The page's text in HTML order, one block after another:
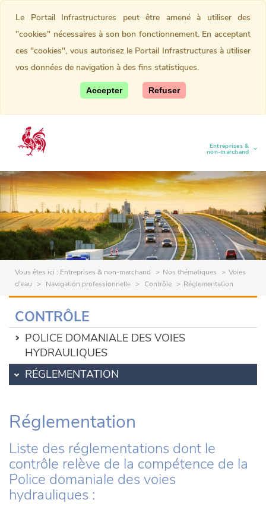
Entreprises &
non-marchand
(current)
Vous êtes ici : Entreprises & non-marchand Nos thématiques
Voies
d'eau
Navigation professionnelle Contrôle Réglementation
CONTRÔLE
POLICE DOMANIALE DES VOIES
HYDRAULIQUES
RÉGLEMENTATION
Réglementation
Liste des réglementations dont le
contrôle relève de la compétence de la
Police domaniale des voies
hydrauliques :
Le Portail Infrastructures peut être amené à utiliser des
"cookies" nécessaires à son bon fonctionnement. En acceptant
ces "cookies", vous autorisez le Portail Infrastructures à utiliser
vos données de navigation à des fins statistiques.
Accepter Refuser